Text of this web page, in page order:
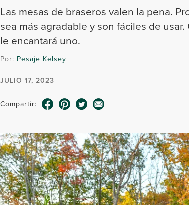
Las mesas de braseros valen la pena.
sea más agradable y son fáciles de
le encantará uno.
Por: Pesaje Kelsey
JULIO 17, 2023
Compartir: